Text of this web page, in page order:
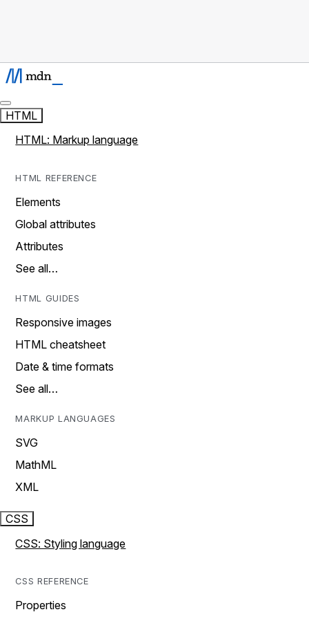
HTML
HTML: Markup language
HTML REFERENCE
Elements
Global attributes
Attributes
See all…
HTML GUIDES
Responsive images
HTML cheatsheet
Date & time formats
See all…
MARKUP LANGUAGES
SVG
MathML
XML
CSS
CSS: Styling language
CSS REFERENCE
Properties